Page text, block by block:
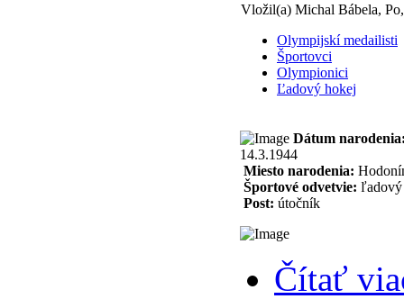
Vložil(a) Michal Bábela,
Olympijskí medailisti
Športovci
Olympionici
Ľadový hokej
Dátum
14.3.1944
Miesto narodenia:
Športové odvetvie: ľadový
Post: útočník
Čítať